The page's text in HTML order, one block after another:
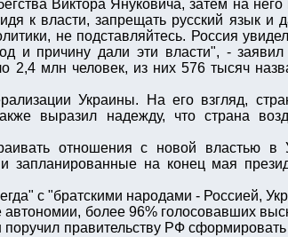
Виктора Януковича, затем на
к власти, запрещать русский язык и
не подставляйтесь. Россия
и причину дали эти власти", -
2,4 млн человек, из них 576 тысяч
Украины. На его взгляд,
выразил надежду, что страна
отношения с новой властью в
запланированные на конец мая
с "братскими народами - Россией,
более 96% голосовавших
правительству РФ